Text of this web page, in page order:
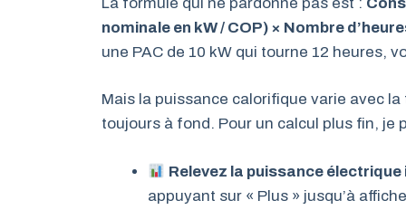
nominale en kW / COP) × Nombre
une PAC de 10 kW qui tourne 12 heures,
Mais la puissance calorifique varie avec
toujours à fond. Pour un calcul plus fin, je
Relevez la puissance
appuyant sur « Plus » jusqu’à